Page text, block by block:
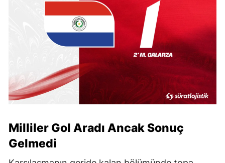
Milliler Gol Aradı Ancak Sonuç
Gelmedi